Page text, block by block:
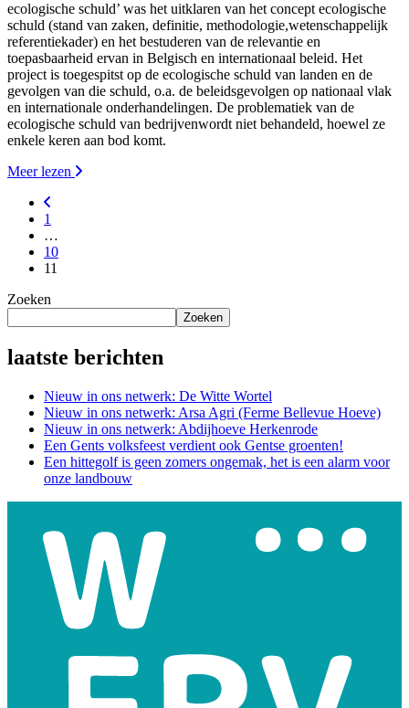
ecologische schuld’ was het uitklaren van het concept ecologische
schuld (stand van zaken, definitie, methodologie,wetenschappelijk
referentiekader) en het bestuderen van de relevantie en
toepasbaarheid ervan in Belgisch en internationaal beleid. Het
project is toegespitst op de ecologische schuld van landen en de
gevolgen van die schuld, o.a. de beleidsgevolgen op nationaal vlak
en internationale onderhandelingen. De problematiek van de
ecologische schuld van bedrijvenwordt niet behandeld, hoewel ze
enkele keren aan bod komt.
Meer lezen
1
…
10
11
Zoeken
Zoeken
laatste berichten
Nieuw in ons netwerk: De Witte Wortel
Nieuw in ons netwerk: Arsa Agri (Ferme Bellevue Hoeve)
Nieuw in ons netwerk: Abdijhoeve Herkenrode
Een Gents volksfeest verdient ook Gentse groenten!
Een hittegolf is geen zomers ongemak, het is een alarm voor
onze landbouw